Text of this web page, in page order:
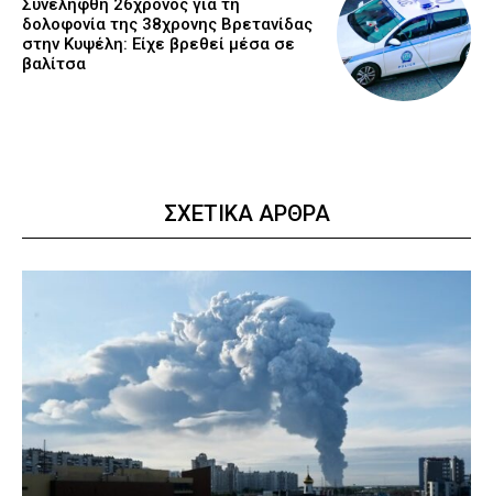
Συνελήφθη 26χρονος για τη
δολοφονία της 38χρονης Βρετανίδας
στην Κυψέλη: Είχε βρεθεί μέσα σε
βαλίτσα
ΣΧΕΤΙΚΑ ΑΡΘΡΑ